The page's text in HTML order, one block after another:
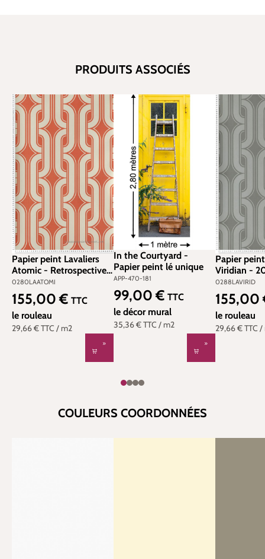
PRODUITS ASSOCIÉS
Papier peint Lavaliers
Atomic - Retrospective
Papers de Little Greene |
Réf. 0280LAATOMI
0280LAATOMI
29,66 €TTC / m2
Prix régulier :
155,00 € TTC
le rouleau
In the Courtyard -
Papier peint lé unique
APP-470-181
35,36 €TTC / m2
Prix régulier :
99,00 € TTC
le décor mural
Papier
Viridian -
Papers de
Réf.
0288LAVIRID
29,66 €TTC /
Prix
le rouleau
COULEURS COORDONNÉES